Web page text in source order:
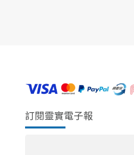
訂閱靈實電子報